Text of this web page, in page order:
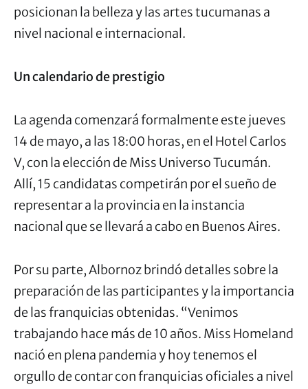
posicionan la belleza y las artes tucumanas a
nivel nacional e internacional.
Un calendario de prestigio
La agenda comenzará formalmente este jueves
14 de mayo, a las 18:00 horas, en el Hotel Carlos
V, con la elección de Miss Universo Tucumán.
Allí, 15 candidatas competirán por el sueño de
representar a la provincia en la instancia
nacional que se llevará a cabo en Buenos Aires.
Por su parte, Albornoz brindó detalles sobre la
preparación de las participantes y la importancia
de las franquicias obtenidas. “Venimos
trabajando hace más de 10 años. Miss Homeland
nació en plena pandemia y hoy tenemos el
orgullo de contar con franquicias oficiales a nivel